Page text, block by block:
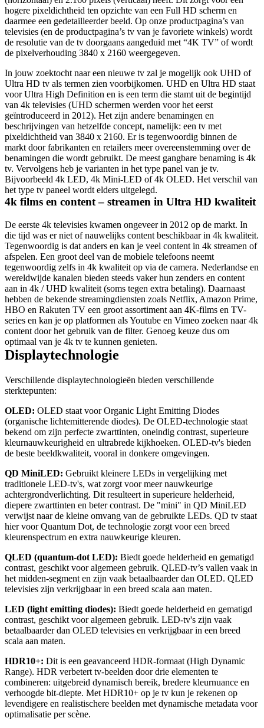
hogere pixeldichtheid ten opzichte van een Full HD scherm en
daarmee een gedetailleerder beeld. Op onze productpagina’s van
televisies (en de productpagina’s tv van je favoriete winkels) wordt
de resolutie van de tv doorgaans aangeduid met “4K TV” of wordt
de pixelverhouding 3840 x 2160 weergegeven.
In jouw zoektocht naar een nieuwe tv zal je mogelijk ook UHD of
Ultra HD tv als termen zien voorbijkomen. UHD en Ultra HD staat
voor Ultra High Definition en is een term die stamt uit de begintijd
van 4k televisies (UHD schermen werden voor het eerst
geïntroduceerd in 2012). Het zijn andere benamingen en
beschrijvingen van hetzelfde concept, namelijk: een tv met
pixeldichtheid van 3840 x 2160. Er is tegenwoordig binnen de
markt door fabrikanten en retailers meer overeenstemming over de
benamingen die wordt gebruikt. De meest gangbare benaming is 4k
tv. Vervolgens heb je varianten in het type panel van je tv.
Bijvoorbeeld 4k LED, 4k Mini-LED of 4k OLED. Het verschil van
het type tv paneel wordt elders uitgelegd.
4k films en content – streamen in Ultra HD kwaliteit
De eerste 4k televisies kwamen ongeveer in 2012 op de markt. In
die tijd was er niet of nauwelijks content beschikbaar in 4k kwaliteit.
Tegenwoordig is dat anders en kan je veel content in 4k streamen of
afspelen. Een groot deel van de mobiele telefoons neemt
tegenwoordig zelfs in 4k kwaliteit op via de camera. Nederlandse en
wereldwijde kanalen bieden steeds vaker hun zenders en content
aan in 4k / UHD kwaliteit (soms tegen extra betaling). Daarnaast
hebben de bekende streamingdiensten zoals Netflix, Amazon Prime,
HBO en Rakuten TV een groot assortiment aan 4K-films en TV-
series en kan je op platformen als Youtube en Vimeo zoeken naar 4k
content door het gebruik van de filter. Genoeg keuze dus om
optimaal van je 4k tv te kunnen genieten.
Verschillende displaytechnologieën bieden verschillende
sterktepunten:
OLED: OLED staat voor Organic Light Emitting Diodes
(organische lichtemitterende diodes). De OLED-technologie staat
bekend om zijn perfecte zwarttinten, oneindig contrast, superieure
kleurnauwkeurigheid en ultrabrede kijkhoeken. OLED-tv's bieden
QD MiniLED: Gebruikt kleinere LEDs in vergelijking met
traditionele LED-tv's, wat zorgt voor meer nauwkeurige
achtergrondverlichting. Dit resulteert in superieure helderheid,
diepere zwarttinten en beter contrast. De "mini" in QD MiniLED
verwijst naar de kleine omvang van de gebruikte LEDs. QD tv staat
hier voor Quantum Dot, de technologie zorgt voor een breed
kleurenspectrum en extra nauwkeurige kleuren.
QLED (quantum-dot LED): Biedt goede helderheid en gematigd
contrast, geschikt voor algemeen gebruik. QLED-tv’s vallen vaak in
het midden-segment en zijn vaak betaalbaarder dan OLED. QLED
televisies zijn verkrijgbaar in een breed scala aan maten.
LED (light emitting diodes): Biedt goede helderheid en gematigd
contrast, geschikt voor algemeen gebruik. LED-tv's zijn vaak
betaalbaarder dan OLED televisies en verkrijgbaar in een breed
scala aan maten.
HDR10+: Dit is een geavanceerd HDR-formaat (High Dynamic
Range). HDR verbetert tv-beelden door drie elementen te
combineren: uitgebreid dynamisch bereik, bredere kleurnuance en
verhoogde bit-diepte. Met HDR10+ op je tv kun je rekenen op
levendigere en realistischere beelden met dynamische metadata voor
optimalisatie per scène.